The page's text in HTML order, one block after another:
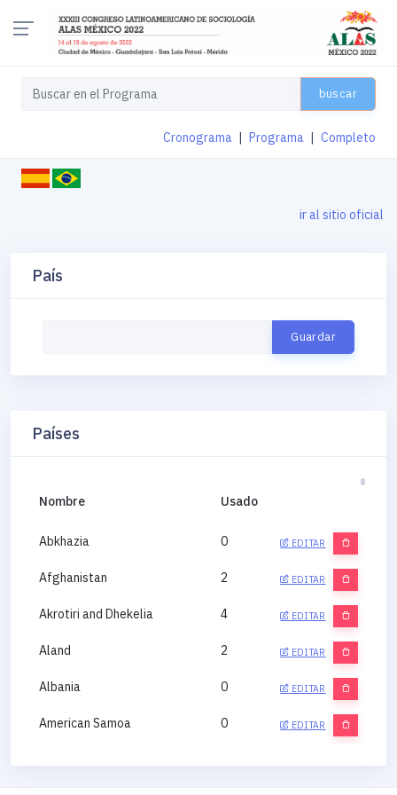
buscar
Cronograma Programa Completo
ir al sitio oficial
País
Países
Nombre Usado
Abkhazia 0 EDITAR
Afghanistan 2 EDITAR
Akrotiri and Dhekelia 4 EDITAR
Aland 2 EDITAR
Albania 0 EDITAR
American Samoa 0 EDITAR